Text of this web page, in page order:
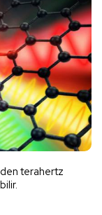
terahertz